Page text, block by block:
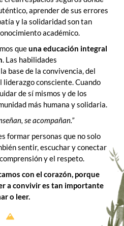
aprender de sus errores
y la solidaridad son tan
académico.
queuna educación integral
. Las habilidades
base de la convivencia, del
liderazgo consciente. Cuando
de sí mismos y de los
más humana y solidaria.
se acompañan.”
formar personas que no solo
sentir, escuchar y conectar
y el respeto.
con el corazón, porque
a convivir es tan importante
o leer.